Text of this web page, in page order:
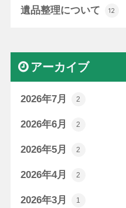
遺品整理について 12
アーカイブ
2026年7月 2
2026年6月 2
2026年5月 2
2026年4月 2
2026年3月 1